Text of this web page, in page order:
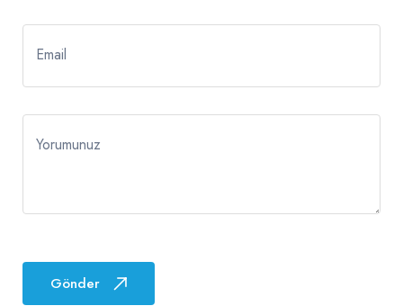
Email
Yorumunuz
Gönder